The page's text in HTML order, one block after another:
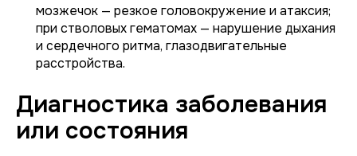
мозжечок — резкое головокружение и атаксия;
при стволовых гематомах — нарушение дыхания
и сердечного ритма, глазодвигательные
расстройства.
Диагностика заболевания
или состояния